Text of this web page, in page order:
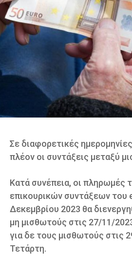
Σε διαφορετικές
πλέον οι συντάξεις μεταξύ
Κατά συνέπεια, οι πληρωμές
επικουρικών συντάξεων του
Δεκεμβρίου 2023 θα
μη μισθωτούς στις 27/11/
για δε τους μισθωτούς στις
Τετάρτη.